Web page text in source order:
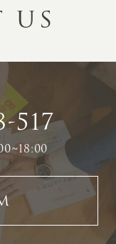
US
517